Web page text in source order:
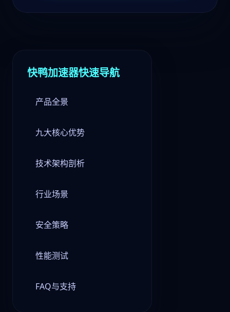
快鸭加速器快速导航
产品全景
九大核心优势
技术架构剖析
行业场景
安全策略
性能测试
FAQ与支持